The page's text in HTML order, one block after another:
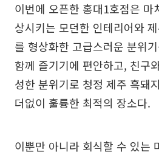
이번에 오픈한 홍대1호점은 마
상시키는 모던한 인테리어와
를 형상화한 고급스러운 분위
함께 즐기기에 편안하고, 친구
성한 분위기로 청정 제주 흑돼
더없이 훌륭한 최적의 장소다.
이뿐만 아니라 회식할 수 있는